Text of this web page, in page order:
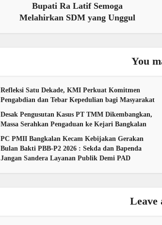
Bupati Ra Latif Semoga
Melahirkan SDM yang Unggul
You
Refleksi Satu Dekade, KMI Perkuat Komitmen
Pengabdian dan Tebar Kepedulian bagi Masyarakat
Desak Pengusutan Kasus PT TMM Dikembangkan,
Massa Serahkan Pengaduan ke Kejari Bangkalan
PC PMII Bangkalan Kecam Kebijakan Gerakan
Bulan Bakti PBB-P2 2026 : Sekda dan Bapenda
Jangan Sandera Layanan Publik Demi PAD
Leave